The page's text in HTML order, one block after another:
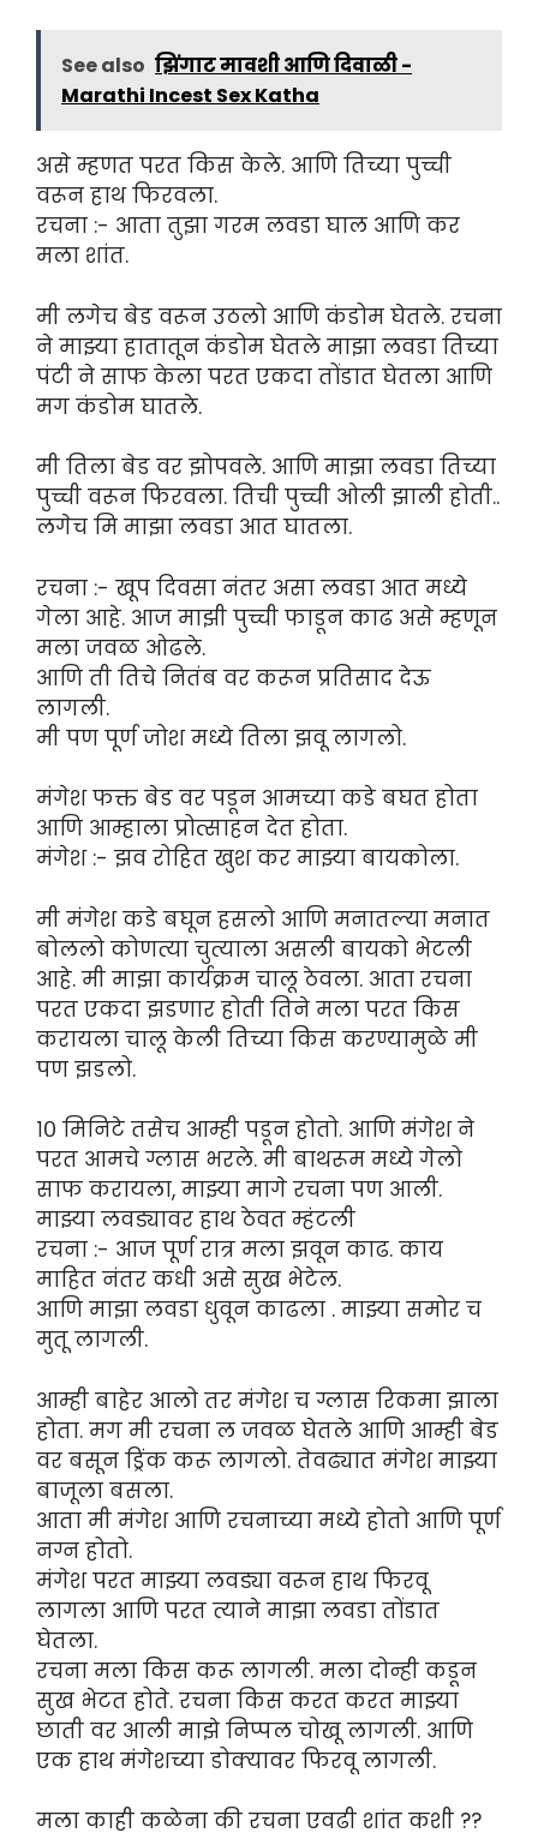
See also झिंगाट मावशी आणि दिवाळी -
Marathi Incest Sex Katha
असे म्हणत परत किस केले. आणि तिच्या पुच्ची
वरून हाथ फिरवला.
रचना :- आता तुझा गरम लवडा घाल आणि कर
मला शांत.
मी लगेच बेड वरून उठलो आणि कंडोम घेतले. रचना
ने माझ्या हातातून कंडोम घेतले माझा लवडा तिच्या
पंटी ने साफ केला परत एकदा तोंडात घेतला आणि
मग कंडोम घातले.
मी तिला बेड वर झोपवले. आणि माझा लवडा तिच्या
पुच्ची वरून फिरवला. तिची पुच्ची ओली झाली होती..
लगेच मि माझा लवडा आत घातला.
रचना :- खूप दिवसा नंतर असा लवडा आत मध्ये
गेला आहे. आज माझी पुच्ची फाडून काढ असे म्हणून
मला जवळ ओढले.
आणि ती तिचे नितंब वर करून प्रतिसाद देऊ
लागली.
मी पण पूर्ण जोश मध्ये तिला झवू लागलो.
मंगेश फक्त बेड वर पडून आमच्या कडे बघत होता
आणि आम्हाला प्रोत्साहन देत होता.
मंगेश :- झव रोहित खुश कर माझ्या बायकोला.
मी मंगेश कडे बघून हसलो आणि मनातल्या मनात
बोललो कोणत्या चुत्याला असली बायको भेटली
आहे. मी माझा कार्यक्रम चालू ठेवला. आता रचना
परत एकदा झडणार होती तिने मला परत किस
करायला चालू केली तिच्या किस करण्यामुळे मी
पण झडलो.
१० मिनिटे तसेच आम्ही पडून होतो. आणि मंगेश ने
परत आमचे ग्लास भरले. मी बाथरूम मध्ये गेलो
साफ करायला, माझ्या मागे रचना पण आली.
माझ्या लवड्यावर हाथ ठेवत म्हंटली
रचना :- आज पूर्ण रात्र मला झवून काढ. काय
माहित नंतर कधी असे सुख भेटेल.
आणि माझा लवडा धुवून काढला . माझ्या समोर च
मुतू लागली.
आम्ही बाहेर आलो तर मंगेश च ग्लास रिकमा झाला
होता. मग मी रचना ल जवळ घेतले आणि आम्ही बेड
वर बसून ड्रिंक करू लागलो. तेवढ्यात मंगेश माझ्या
बाजूला बसला.
आता मी मंगेश आणि रचनाच्या मध्ये होतो आणि पूर्ण
नग्न होतो.
मंगेश परत माझ्या लवड्या वरून हाथ फिरवू
लागला आणि परत त्याने माझा लवडा तोंडात
घेतला.
रचना मला किस करू लागली. मला दोन्ही कडून
सुख भेटत होते. रचना किस करत करत माझ्या
छाती वर आली माझे निप्पल चोखू लागली. आणि
एक हाथ मंगेशच्या डोक्यावर फिरवू लागली.
मला काही कळेना की रचना एवढी शांत कशी ??